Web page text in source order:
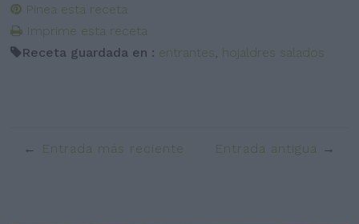
Pinea esta receta
Imprime esta receta
Receta guardada en : entrantes hojaldres salados
Entrada más reciente Entrada antigua